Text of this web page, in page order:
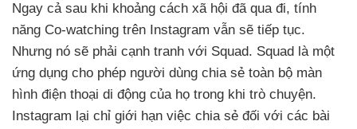
Ngay cả sau khi khoảng cách xã hội đã qua đi, tính
năng Co-watching trên Instagram vẫn sẽ tiếp tục.
Nhưng nó sẽ phải cạnh tranh với Squad. Squad là một
ứng dụng cho phép người dùng chia sẻ toàn bộ màn
hình điện thoại di động của họ trong khi trò chuyện.
Instagram lại chỉ giới hạn việc chia sẻ đối với các bài